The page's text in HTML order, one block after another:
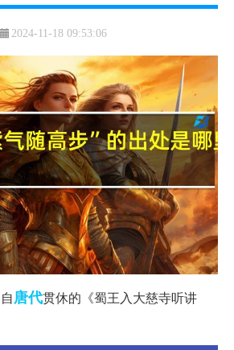
2024-11-18 09:53:06
唐代贯休的《蜀王入大慈寺听讲